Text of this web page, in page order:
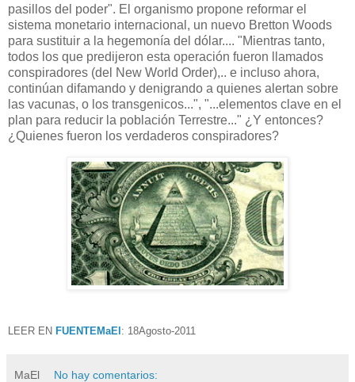
pasillos del poder". El organismo propone reformar el
sistema monetario internacional, un nuevo Bretton Woods
para sustituir a la hegemonía del dólar.... "Mientras tanto,
todos los que predijeron esta operación fueron llamados
conspiradores (del New World Order),.. e incluso ahora,
continúan difamando y denigrando a quienes alertan sobre
las vacunas, o los transgenicos...", "...elementos clave en el
plan para reducir la población Terrestre..." ¿Y entonces?
¿Quienes fueron los verdaderos conspiradores?
LEER EN FUENTEMaEl: 18Agosto-2011
MaEl No hay comentarios: